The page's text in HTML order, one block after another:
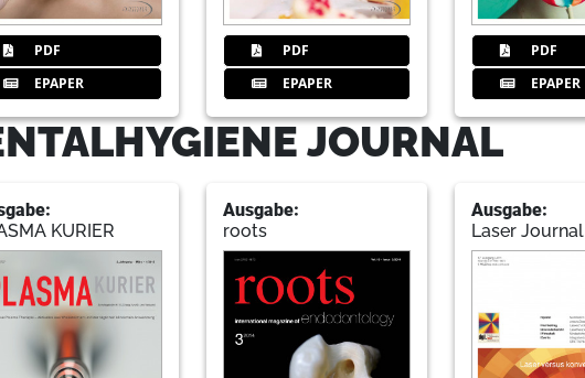
PDF
EPAPER
PDF
EPAPER
PDF
EPAPER
JOURNAL
KURIER
Ausgabe:
roots
Ausgabe:
Laser Journal